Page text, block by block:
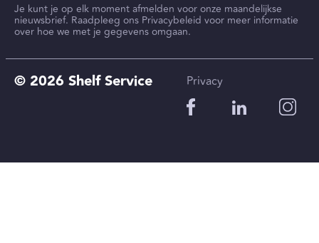
Je kunt je op elk moment afmelden voor onze maandelijkse
nieuwsbrief. Raadpleeg ons Privacybeleid voor meer informatie
over hoe we met je gegevens omgaan.
© 2026 Shelf Service Privacy